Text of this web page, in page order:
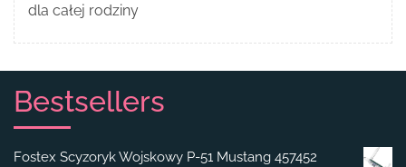
dla całej rodziny
Bestsellers
Fostex Scyzoryk Wojskowy P-51 Mustang 457452